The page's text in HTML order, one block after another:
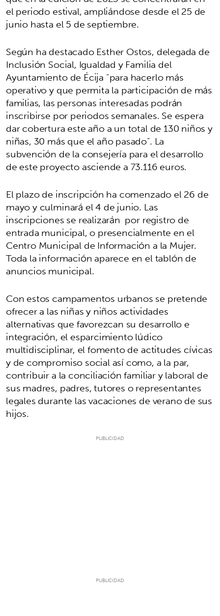
el periodo estival, ampliándose desde el 25 de
junio hasta el 5 de septiembre.
Según ha destacado Esther Ostos, delegada de
Inclusión Social, Igualdad y Familia del
Ayuntamiento de Écija “para hacerlo más
operativo y que permita la participación de más
familias, las personas interesadas podrán
inscribirse por periodos semanales. Se espera
dar cobertura este año a un total de 130 niños y
niñas, 30 más que el año pasado”. La
subvención de la consejería para el desarrollo
de este proyecto asciende a 73.116 euros.
El plazo de inscripción ha comenzado el 26 de
mayo y culminará el 4 de junio. Las
inscripciones se realizarán por registro de
entrada municipal, o presencialmente en el
Centro Municipal de Información a la Mujer.
Toda la información aparece en el tablón de
anuncios municipal.
Con estos campamentos urbanos se pretende
ofrecer a las niñas y niños actividades
alternativas que favorezcan su desarrollo e
integración, el esparcimiento lúdico
multidisciplinar, el fomento de actitudes cívicas
y de compromiso social así como, a la par,
contribuir a la conciliación familiar y laboral de
sus madres, padres, tutores o representantes
legales durante las vacaciones de verano de sus
hijos.